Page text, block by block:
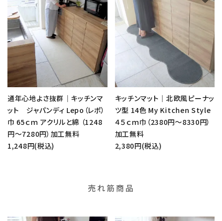
通年心地よさ抜群｜キッチンマ
ット ジャパンディ Lepo（レポ）
巾 65ｃｍ アクリルと綿 （1248
円～7280円）加工無料
1,248円(税込)
キッチンマット｜北欧風ピーナッ
ツ型 14色 My Kitchen Style
４５ｃｍ巾（2380円～8330円）
加工無料
2,380円(税込)
売れ筋商品